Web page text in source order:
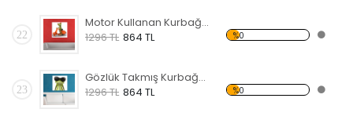
22
Motor Kullanan Kurbağa Forex Tablo
1296 TL 864 TL %0
23
Gözlük Takmış Kurbağa Forex Tablo
1296 TL 864 TL %0